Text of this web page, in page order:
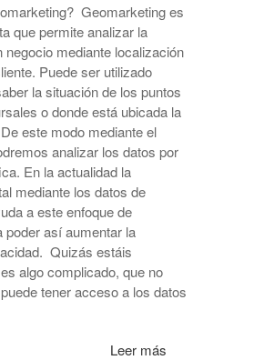
Geomarketing es
que permite analizar la
negocio mediante localización
Puede ser utilizado
la situación de los puntos
o donde está ubicada la
este modo mediante el
analizar los datos por
En la actualidad la
mediante los datos de
a este enfoque de
poder así aumentar la
Quizás estáis
algo complicado, que no
tener acceso a los datos
Leer más